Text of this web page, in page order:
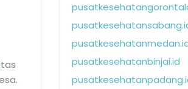
pusatkesehatanbinjai.id